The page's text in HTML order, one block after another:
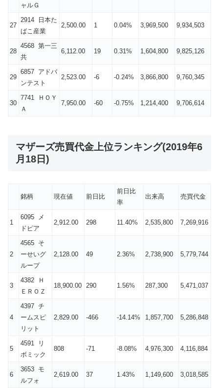
ャルＧ
27
2914 日本た
ばこ産業
2,500.00 1 0.04% 3,969,500 9,934,503
28
4568 第一三
共
6,112.00 19 0.31% 1,604,800 9,825,126
29
6857 アドバ
ンテスト
2,523.00 -6 -0.24% 3,866,800 9,760,345
30
7741 ＨＯＹ
Ａ
7,950.00 -60 -0.75% 1,214,400 9,706,614
マザーズ売買代金上位ランキング(2019年6
月18日)
銘柄 現在値 前日比
前日比
率
出来高 売買代金
1
6095 メ
ドピア
2,912.00 298 11.40% 2,535,800 7,269,916
2
4565 そ
ーせいグ
ループ
2,128.00 49 2.36% 2,738,900 5,779,744
3
4382 Ｈ
ＥＲＯＺ
18,900.00 290 1.56% 287,300 5,471,037
4
4397 チ
ームスピ
リット
2,829.00 -466 -14.14% 1,857,700 5,286,848
5
4591 リ
ボミック
808 -71 -8.08% 4,976,300 4,116,884
6
3653 モ
ルフォ
2,619.00 37 1.43% 1,149,600 3,018,585